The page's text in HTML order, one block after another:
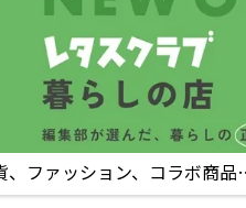
、ファッション、コラボ商